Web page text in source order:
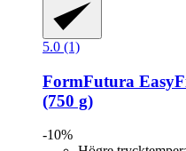
5.0 (1)
FormFutura
(750 g)
-10%